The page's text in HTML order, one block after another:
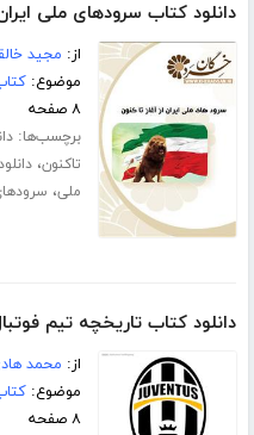
دانلود کتاب سرود‌های ملی
از: مجید
موضوع:
۸ صفحه
برچسب‌ها:
تاکنون،
ملی،
دانلود کتاب تاریخچه تیم
از: محمد
موضوع:
۸ صفحه